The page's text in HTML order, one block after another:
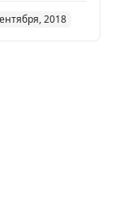
2018